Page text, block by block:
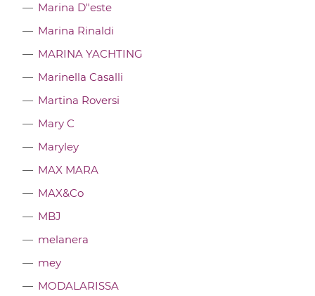
Marina D"este
Marina Rinaldi
MARINA YACHTING
Marinella Casalli
Martina Roversi
Mary C
Maryley
MAX MARA
MAX&Co
MBJ
melanera
mey
MODALARISSA